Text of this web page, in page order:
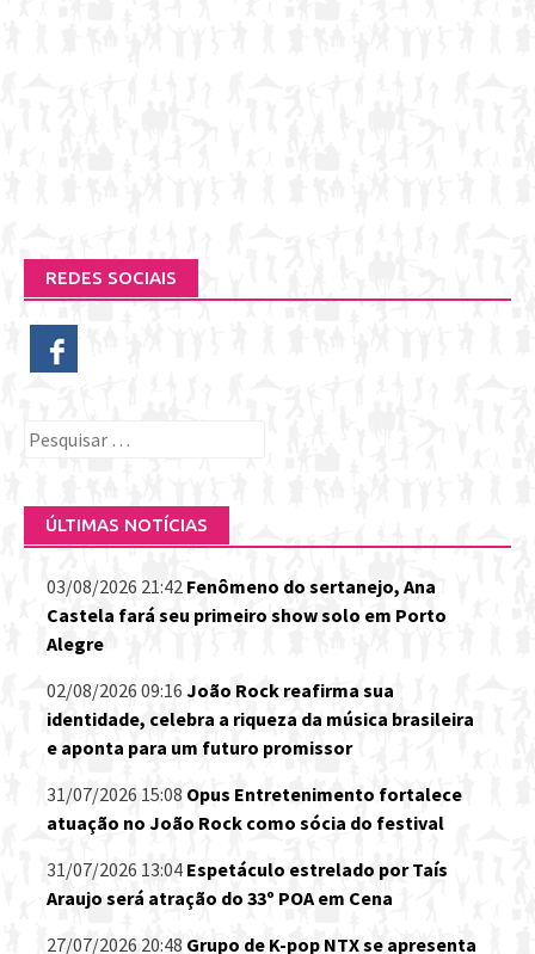
REDES SOCIAIS
Pesquisar
ÚLTIMAS NOTÍCIAS
03/08/2026 21:42 Fenômeno do sertanejo, Ana
Castela fará seu primeiro show solo em Porto
Alegre
02/08/2026 09:16 João Rock reafirma sua
identidade, celebra a riqueza da música brasileira
e aponta para um futuro promissor
31/07/2026 15:08 Opus Entretenimento fortalece
atuação no João Rock como sócia do festival
31/07/2026 13:04 Espetáculo estrelado por Taís
Araujo será atração do 33º POA em Cena
27/07/2026 20:48 Grupo de K-pop NTX se apresenta